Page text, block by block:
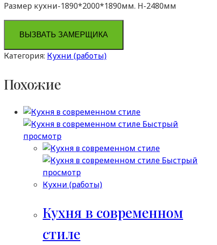
Размер кухни-1890*2000*1890мм. H-2480мм
ВЫЗВАТЬ ЗАМЕРЩИКА
Категория: Кухни (работы)
Похожие
Быстрый
просмотр
Быстрый
просмотр
Кухни (работы)
Кухня в современном
стиле